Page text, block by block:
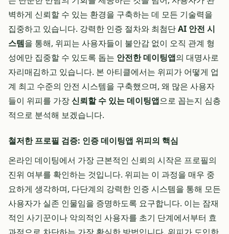
벽하게 신뢰할 수 있는 환경을 구축하는 데 모든 기술력을
집중하고 있습니다. 강력한 인증 절차와 최첨단AI 안전 시
스템을 통해, 위피는 사용자들이 불안감 없이 오직 관계 형
성에만 집중할 수 있도록 돕는 안전한 데이팅앱의 대명사로
자리매김하고 있습니다. 본 아티클에서는 위피가 어떻게 업
계 최고 수준의 안전 시스템을 구축했으며, 왜 많은 사용자
들이 위피를 가장신뢰할 수 있는 데이팅앱으로 꼽는지 심층
적으로 분석해 보겠습니다.
철저한 프로필 검증: 인증 데이팅앱 위피의 핵심
온라인 데이팅에서 가장 근본적인 신뢰의 시작은 프로필의
진위 여부를 확인하는 것입니다. 위피는 이 과정을 매우 중
요하게 생각하며, 다단계의 강력한 인증 시스템을 통해 모든
사용자가 실존 인물임을 증명하도록 요구합니다. 이는 잠재
적인 사기꾼이나 악의적인 사용자를 초기 단계에서부터 효